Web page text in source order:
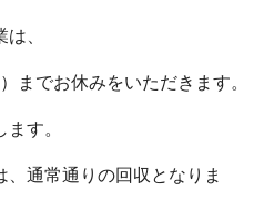
、
までお休みをいただきます。
す。
通常通りの回収となりま